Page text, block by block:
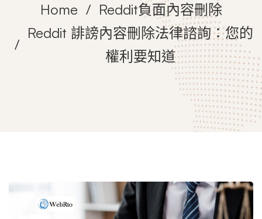
Home
Reddit負面內容刪除
Reddit 誹謗內容刪除法律諮詢：您的
權利要知道
Reddit